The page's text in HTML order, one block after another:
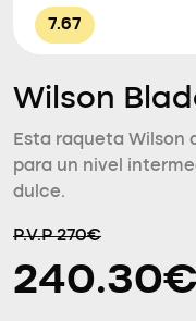
7.67
Wilson
Esta raqueta Wilson
para un nivel
dulce.
P.V.P 270€
240.30€